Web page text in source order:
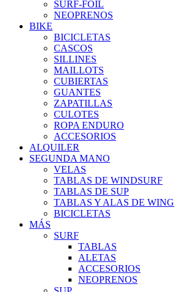
SURF-FOIL
NEOPRENOS
BIKE
BICICLETAS
CASCOS
SILLINES
MAILLOTS
CUBIERTAS
GUANTES
ZAPATILLAS
CULOTES
ROPA ENDURO
ACCESORIOS
ALQUILER
SEGUNDA MANO
VELAS
TABLAS DE WINDSURF
TABLAS DE SUP
TABLAS Y ALAS DE WING
BICICLETAS
MÁS
SURF
TABLAS
ALETAS
ACCESORIOS
NEOPRENOS